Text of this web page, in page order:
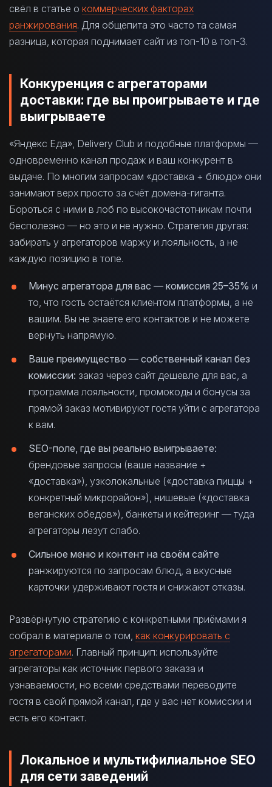
свёл в статье о коммерческих факторах
ранжирования. Для общепита это часто та самая
разница, которая поднимает сайт из топ-10 в топ-3.
Конкуренция с агрегаторами
доставки: где вы проигрываете и где
выигрываете
«Яндекс Еда», Delivery Club и подобные платформы —
одновременно канал продаж и ваш конкурент в
выдаче. По многим запросам «доставка + блюдо» они
занимают верх просто за счёт домена-гиганта.
Бороться с ними в лоб по высокочастотникам почти
бесполезно — но это и не нужно. Стратегия другая:
забирать у агрегаторов маржу и лояльность, а не
каждую позицию в топе.
Минус агрегатора для вас — комиссия 25–35% и
то, что гость остаётся клиентом платформы, а не
вашим. Вы не знаете его контактов и не можете
вернуть напрямую.
Ваше преимущество — собственный канал без
комиссии: заказ через сайт дешевле для вас, а
программа лояльности, промокоды и бонусы за
прямой заказ мотивируют гостя уйти с агрегатора
к вам.
SEO-поле, где вы реально выигрываете:
брендовые запросы (ваше название +
«доставка»), узколокальные («доставка пиццы +
конкретный микрорайон»), нишевые («доставка
веганских обедов»), банкеты и кейтеринг — туда
агрегаторы лезут слабо.
Сильное меню и контент на своём сайте
ранжируются по запросам блюд, а вкусные
карточки удерживают гостя и снижают отказы.
Развёрнутую стратегию с конкретными приёмами я
собрал в материале о том, как конкурировать с
агрегаторами. Главный принцип: используйте
агрегаторы как источник первого заказа и
узнаваемости, но всеми средствами переводите
гостя в свой прямой канал, где у вас нет комиссии и
есть его контакт.
Локальное и мультифилиальное SEO
для сети заведений